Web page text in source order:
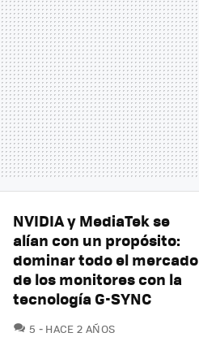
NVIDIA y MediaTek se
alían con un propósito:
dominar todo el mercado
de los monitores con la
tecnología G-SYNC
5 COMENTARIOS
HACE 2 AÑOS